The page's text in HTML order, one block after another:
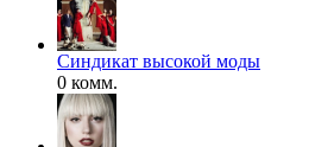
Синдикат высокой моды
0 комм.